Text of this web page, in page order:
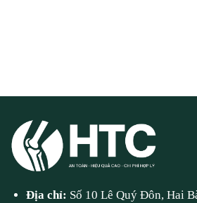
Địa chỉ: Số 10 Lê Quý Đôn, Hai